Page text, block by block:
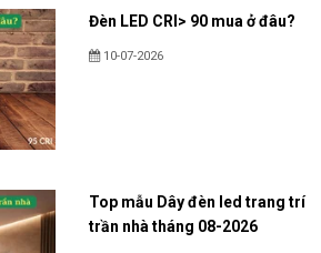
Đèn LED CRI> 90 mua ở đâu?
10-07-2026
Top mẫu Dây đèn led trang trí
trần nhà tháng 08-2026